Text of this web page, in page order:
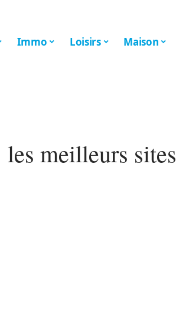
Immo Loisirs Maison
meilleurs sites